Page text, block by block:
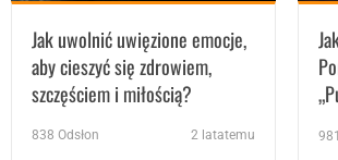
Jak uwolnić uwięzione emocje,
aby cieszyć się zdrowiem,
szczęściem i miłością?
838 Odsłon 2 latatemu 981